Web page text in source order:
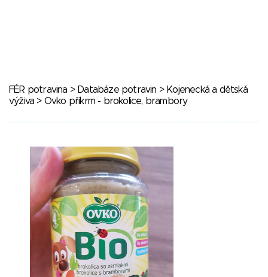
FÉR potravina > Databáze potravin > Kojenecká a dětská
výživa > Ovko příkrm - brokolice, brambory